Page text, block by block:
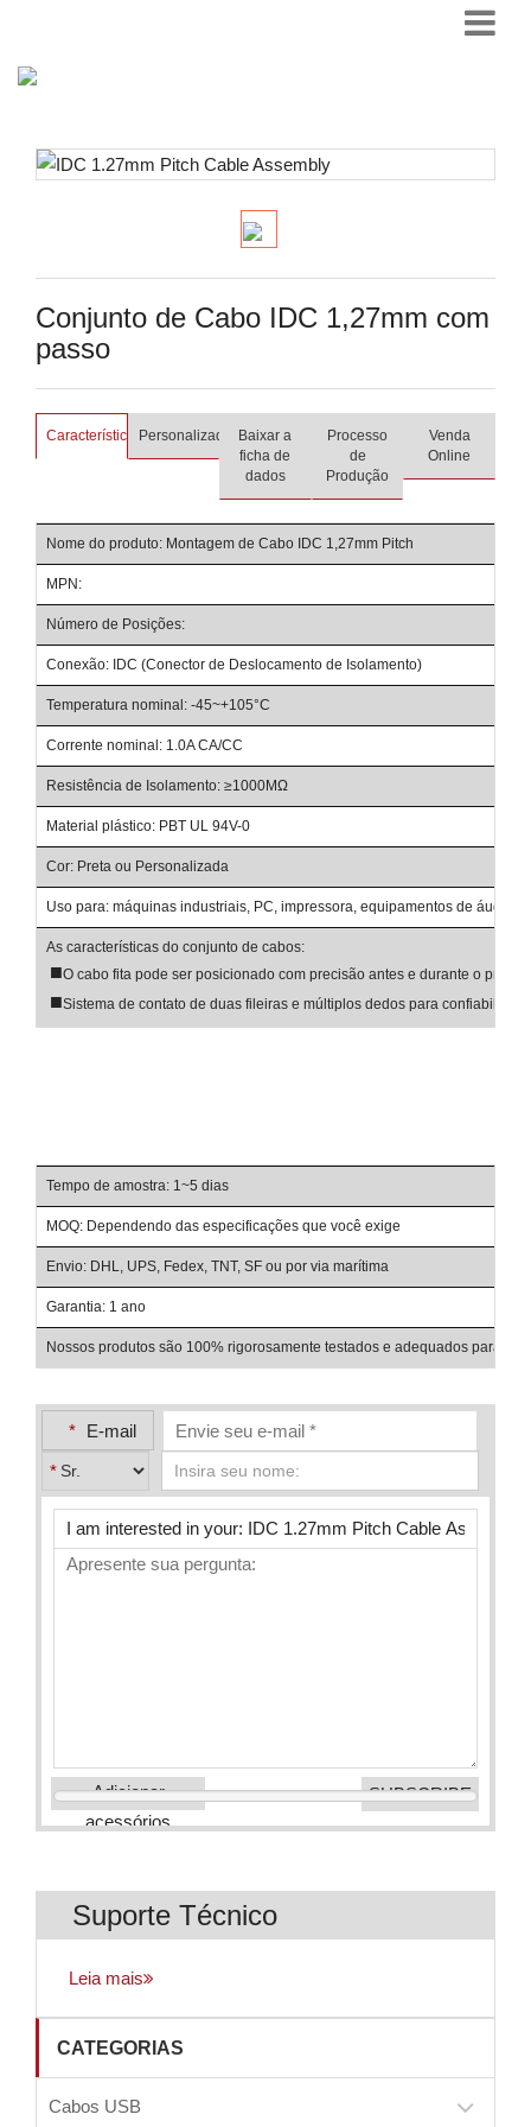
Conjunto de Cabo IDC 1,27mm com
passo
CaracterísticasPersonalizado
Baixar a
ficha de
dados
Processo
de
Produção
Venda
Online
Nome do produto: Montagem de Cabo IDC 1,27mm Pitch
MPN:
Número de Posições:
Conexão: IDC (Conector de Deslocamento de Isolamento)
Temperatura nominal: -45~+105°C
Corrente nominal: 1.0A CA/CC
Resistência de Isolamento: ≥1000MΩ
Material plástico: PBT UL 94V-0
Cor: Preta ou Personalizada
Uso para: máquinas industriais, PC, impressora, equipamentos de áudio,
As características do conjunto de cabos:
■O cabo fita pode ser posicionado com precisão antes e durante o
■Sistema de contato de duas fileiras e múltiplos dedos para
Tempo de amostra: 1~5 dias
MOQ: Dependendo das especificações que você exige
Envio: DHL, UPS, Fedex, TNT, SF ou por via marítima
Garantia: 1 ano
Nossos produtos são 100% rigorosamente testados e adequados para
* E-mail
*
Adicionar
acessórios
Suporte Técnico
Leia mais
CATEGORIAS
Cabos USB